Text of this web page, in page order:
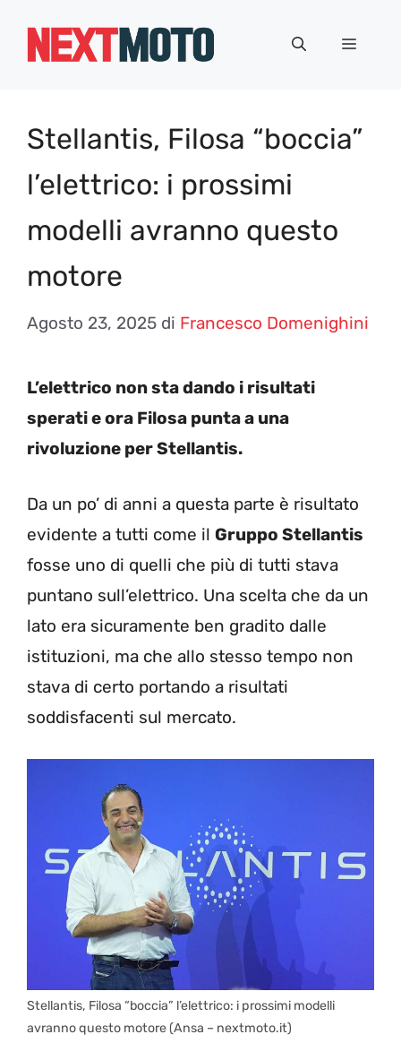
Menu
Stellantis, Filosa “boccia”
l’elettrico: i prossimi
modelli avranno questo
motore
Agosto 23, 2025 di Francesco Domenighini
L’elettrico non sta dando i risultati
sperati e ora Filosa punta a una
rivoluzione per Stellantis.
Da un po’ di anni a questa parte è risultato
evidente a tutti come il Gruppo Stellantis
fosse uno di quelli che più di tutti stava
puntano sull’elettrico. Una scelta che da un
lato era sicuramente ben gradito dalle
istituzioni, ma che allo stesso tempo non
stava di certo portando a risultati
soddisfacenti sul mercato.
Stellantis, Filosa “boccia” l’elettrico: i prossimi modelli
avranno questo motore (Ansa – nextmoto.it)